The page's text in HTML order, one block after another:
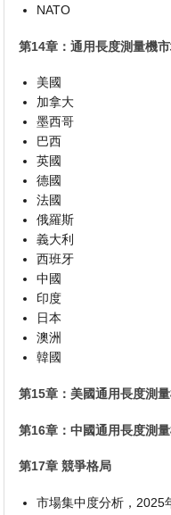
NATO
第14章：通用長度測量機
美國
加拿大
墨西哥
巴西
英國
德國
法國
俄羅斯
義大利
西班牙
中國
印度
日本
澳洲
韓國
第15章：美國通用長度測
第16章：中國通用長度測
第17章 競爭格局
市場集中度分析，2025